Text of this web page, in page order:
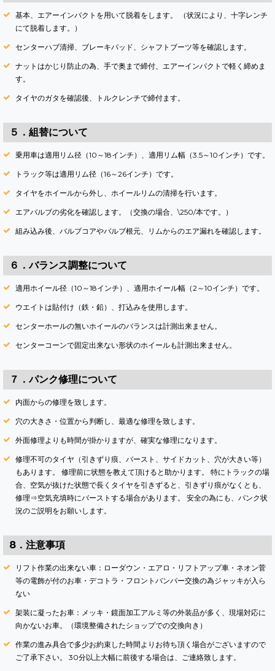
基本、エアーインパクトを用いて脱着をします。 （状況により、十字レンチ
にて脱着します。）
センターハブ清掃、ブレーキパッド、シャフトブーツ等を確認します。
ナットはかじり防止の為、手で奥まで締付、エアーインパクトで軽く締めま
す。
タイヤのガタを確認後、トルクレンチで締付ます。
５．組替について
乗用車は適用リム径（10～18インチ）、適用リム幅（3.5～10インチ）です。
トラック等は適用リム径（16～26インチ）です。
タイヤをホイールから外し、ホイールリムの清掃を行います。
エアバルブの劣化を確認します。（交換の場合、\250/本です。）
組み込み後、バルブコアやバルブ根元、リムからのエア漏れを確認します。
６．バランス調整について
適用ホイール径（10～18インチ）、適用ホイール幅（2～10インチ）です。
ウエイトは貼付け（鉄・鉛）、打込みを使用します。
センターホールの無いホイールのバランスは計測出来ません。
センターコーンで固定出来ない形状のホイールも計測出来ません。
７．パンク修理について
内面からの修理を致します。
穴の大きさ・位置から判断し、最適な修理を致します。
外面修理よりも時間が掛かりますが、確実な修理になります。
修理不可のタイヤ（引きずり痕、バースト、サイドカット、穴が大きい等）
もあります。 修理前に状態を教えて頂けると助かります。 特にトラックの場
合、空気が抜けた状態で長くタイヤを引きずると、引きずり痕がなくとも、
修理⇒空気充填時にバーストする場合があります。 安全の為にも、パンク状
況のご説明をお願いします。
8．注意事項
リフト作業の出来ない車：ローダウン・エアロ・リフトアップ車・ネオン菅
等の電飾が付のお車・デコトラ・フロントバンパー交換の為ジャッキが入ら
ない
架装に凝ったお車：メッキ・鏡面加工アルミ等の外装品が多く、現場対応に
向かないお車。（環境整備されたショップでの交換向き）
作業の進み具合で多少お約束した時間よりお待ち頂く場合がございますので
ご了承下さい。 30分以上大幅に前後する場合は、ご連絡致します。